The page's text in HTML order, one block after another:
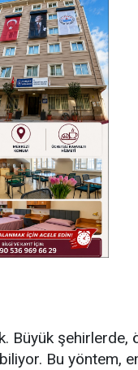
Büyük şehirlerde,
Bu yöntem,